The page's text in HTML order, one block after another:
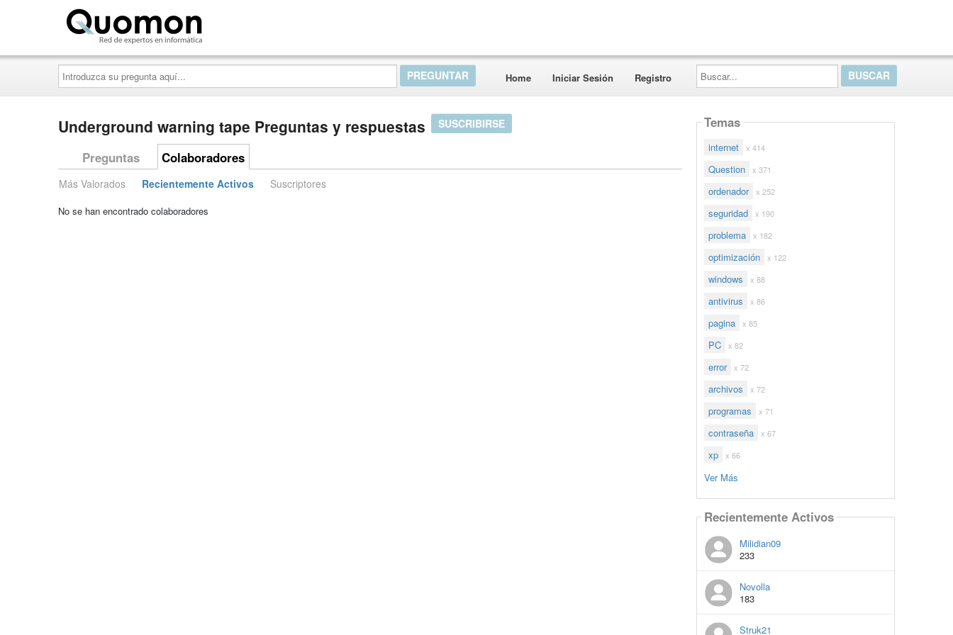
Introduzca
su
pregunta
aquí...
Home Iniciar Sesión Registro
Buscar...
Underground warning tape Preguntas y respuestas SUSCRIBIRSE
Preguntas Colaboradores
Más Valorados Recientemente Activos Suscriptores
No se han encontrado colaboradores
Temas
internet x 414
Question x 371
ordenador x 252
seguridad x 190
problema x 182
optimización x 122
windows x 88
antivirus x 86
pagina x 85
PC x 82
error x 72
archivos x 72
programas x 71
contraseña x 67
xp x 66
Ver Más
Recientemente Activos
Milidian09
233
Novolla
183
Struk21